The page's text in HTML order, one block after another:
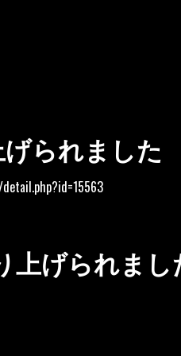
られました
り上げられま